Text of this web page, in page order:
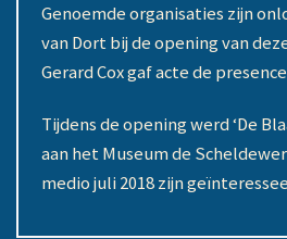
Genoemde organisaties zijn
van Dort bij de opening van
Gerard Cox gaf acte de
Tijdens de opening werd ‘De
aan het Museum de
medio juli 2018 zijn